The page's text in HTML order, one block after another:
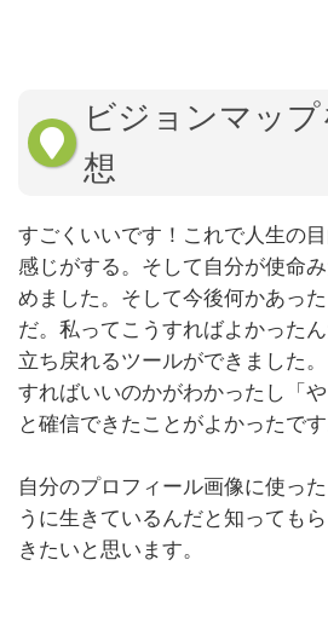
ビジョンマッ
想
すごくいいです！これで人生の
感じがする。そして自分が使命
めました。そして今後何かあっ
だ。私ってこうすればよかった
立ち戻れるツールができました
すればいいのかがわかったし「や
と確信できたことがよかったです
自分のプロフィール画像に使っ
うに生きているんだと知っても
きたいと思います。